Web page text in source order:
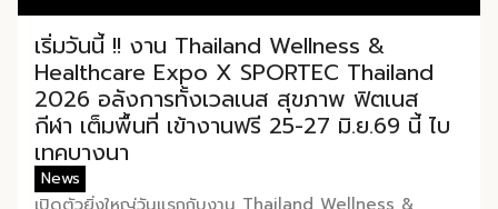
เริ่มวันนี้ !! งาน Thailand Wellness &
Healthcare Expo X SPORTEC Thailand
2026 อลังการทั้งเวลเนส สุขภาพ ฟิตเนส
กีฬา เต็มพื้นที่ เข้างานฟรี 25-27 มิ.ย.69 นี้ ไบ
เทคบางนา
News